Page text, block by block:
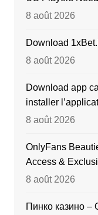
8 août 2026
Download
8 août 2026
Download app
installer
8 août 2026
OnlyFans
Access &
8 août 2026
Пинко казино –